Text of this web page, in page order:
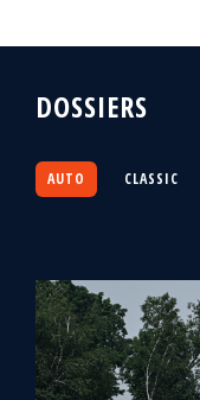
DOSSIERS
AUTO CLASSIC